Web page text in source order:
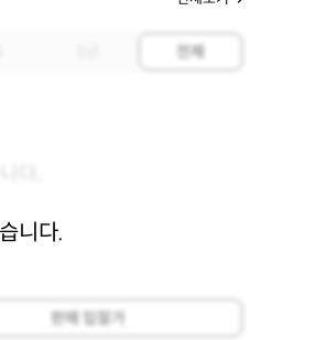
니다.
전체
판매 입찰가